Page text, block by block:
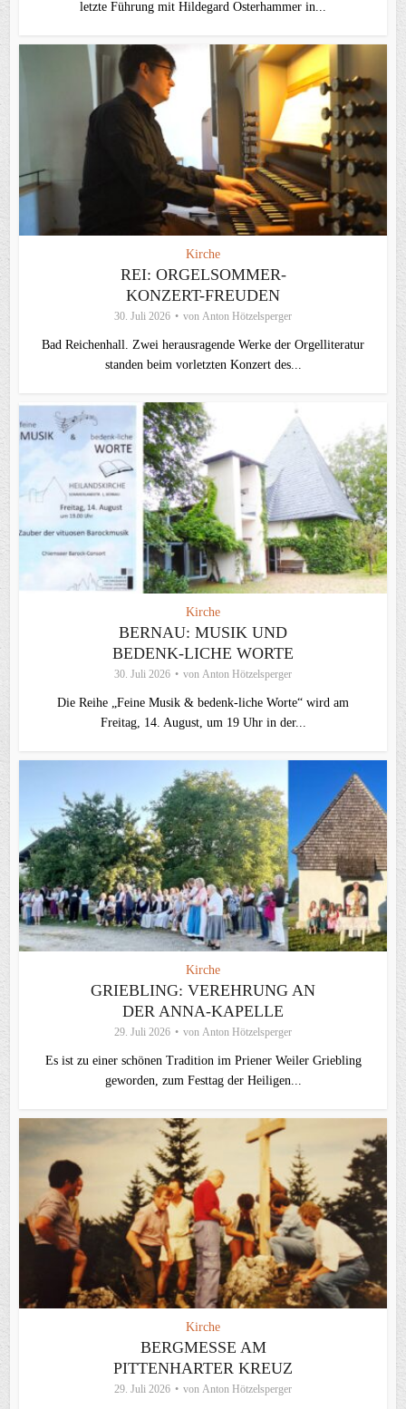
letzte Führung mit Hildegard Osterhammer in...
Kirche
REI: ORGELSOMMER-
KONZERT-FREUDEN
30. Juli 2026 von Anton Hötzelsperger
Bad Reichenhall. Zwei herausragende Werke der Orgelliteratur
standen beim vorletzten Konzert des...
Kirche
BERNAU: MUSIK UND
BEDENK-LICHE WORTE
30. Juli 2026 von Anton Hötzelsperger
Die Reihe „Feine Musik & bedenk-liche Worte“ wird am
Freitag, 14. August, um 19 Uhr in der...
Kirche
GRIEBLING: VEREHRUNG AN
DER ANNA-KAPELLE
29. Juli 2026 von Anton Hötzelsperger
Es ist zu einer schönen Tradition im Priener Weiler Griebling
geworden, zum Festtag der Heiligen...
Kirche
BERGMESSE AM
PITTENHARTER KREUZ
29. Juli 2026 von Anton Hötzelsperger